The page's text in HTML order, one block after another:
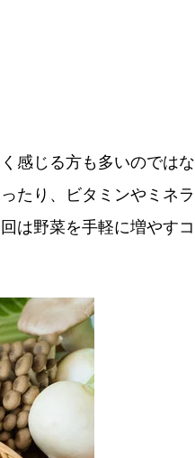
感じる方も多いのではな
たり、ビタミンやミネラ
は野菜を手軽に増やすコ